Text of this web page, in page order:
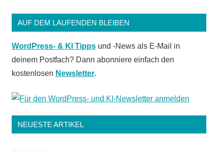
AUF DEM LAUFENDEN BLEIBEN
WordPress- & KI Tipps und -News als E-Mail in
deinem Postfach? Dann abonniere einfach den
kostenlosen Newsletter.
NEUESTE ARTIKEL